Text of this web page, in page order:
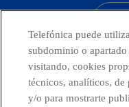
Telefónica en redes
Telefónica puede
subdominio o
visitando, cookies
técnicos, analíticos, de
y/o para mostrarte